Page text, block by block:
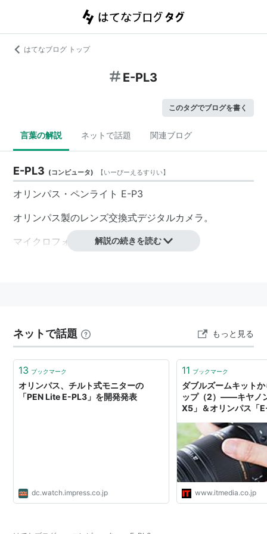
はてなブログ トップ
E-PL3
このタグでブログを書く
言葉の解説 ネットで話題 関連ブログ
E-PL3 (コンピュータ) 【いーぴーえるすりい】
オリンパス・ペンライト E-P3
オリンパス製のレンズ交換式デジタルカメラ。
マイクロフォーサーズマウントを採用。
解説の続きを読む
ネットで話題 もっと見る
13 ブックマーク
オリンパス、チルト式モニターの
「PEN Lite E-PL3」を開発発表
dc.watch.impress.co.jp
11 ブックマーク
ダブルズームキット
ップ（2）――キヤノ
X5」＆オリンパス「
www.itmedia.co.jp